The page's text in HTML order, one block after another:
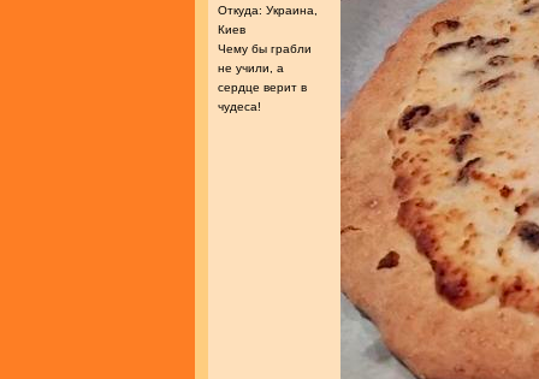
Откуда: Украина,
Киев
Чему бы грабли
не учили, а
сердце верит в
чудеса!